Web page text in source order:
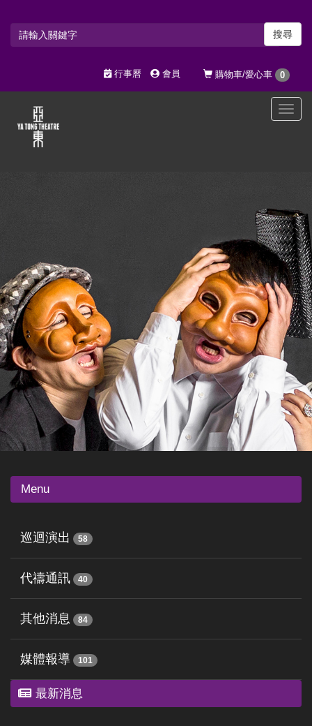
搜尋
購物車/愛心車 0
行事曆 會員
選
Menu
巡迴演出 58
代禱通訊 40
其他消息 84
媒體報導 101
最新消息